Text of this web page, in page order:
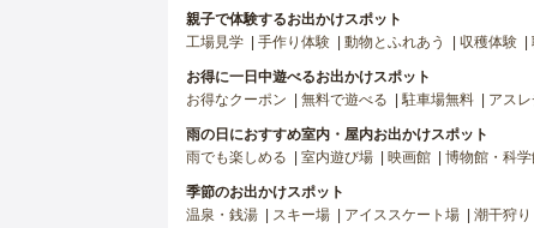
親子で体験するお出かけスポット
工場見学
手作り体験 動物とふれあう 収穫体験
お得に一日中遊べるお出かけスポット
お得なクーポン
無料で遊べる 駐車場無料 アス
雨の日におすすめ室内・屋内お出かけスポット
雨でも楽しめる
室内遊び場 映画館 博物館・科学
季節のお出かけスポット
温泉・銭湯
スキー場 アイススケート場 潮干狩り